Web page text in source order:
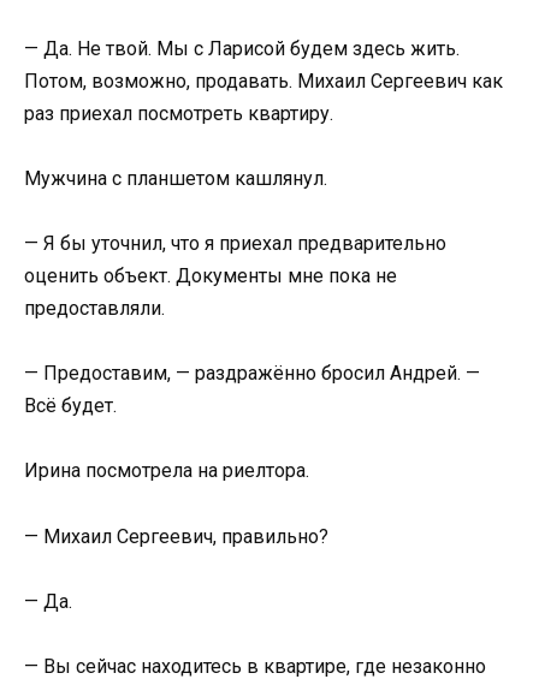
— Да. Не твой. Мы с Ларисой будем здесь жить.
Потом, возможно, продавать. Михаил Сергеевич как
раз приехал посмотреть квартиру.
Мужчина с планшетом кашлянул.
— Я бы уточнил, что я приехал предварительно
оценить объект. Документы мне пока не
предоставляли.
— Предоставим, — раздражённо бросил Андрей. —
Всё будет.
Ирина посмотрела на риелтора.
— Михаил Сергеевич, правильно?
— Да.
— Вы сейчас находитесь в квартире, где незаконно